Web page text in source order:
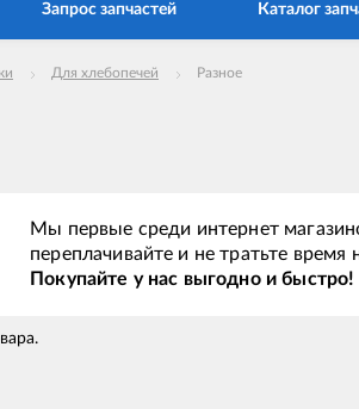
Запрос запчастей Каталог
Для хлебопечей Разное
Мы первые среди интернет
переплачивайте и не тратьте время
Покупайте у нас выгодно и быстро!